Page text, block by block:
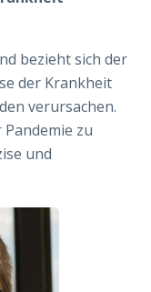
bezieht sich der
der Krankheit
verursachen.
zu
und